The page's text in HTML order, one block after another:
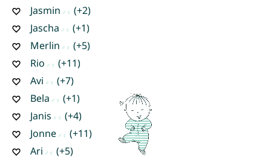
Jasmin
(+2)
Jascha
(+1)
Merlin
(+5)
Rio
(+11)
Avi
(+7)
Bela
(+1)
Janis
(+4)
Jonne
(+11)
Ari
(+5)